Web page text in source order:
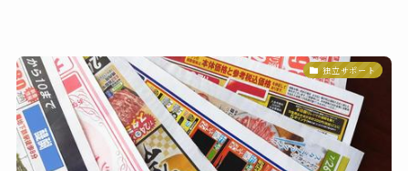
独立サポート